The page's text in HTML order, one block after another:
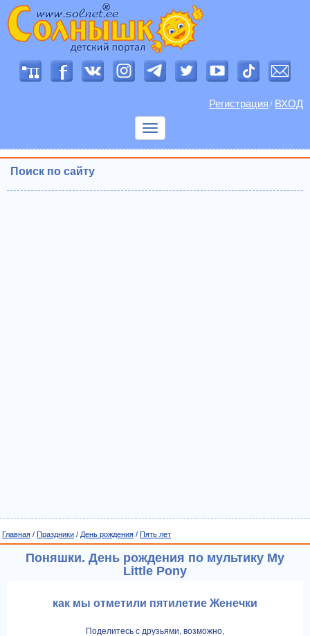
Регистрация / ВХОД
Показать
Поиск по сайту
Главная / Праздники / День рождения / Пять лет
Поняшки. День рождения по мультику My
Little Pony
как мы отметили пятилетие Женечки
Поделитесь с друзьями, возможно,